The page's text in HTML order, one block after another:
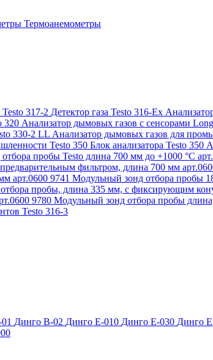
Термоанемометры
Testo 317-2 Детектор газа Testo 316-Ex
320 Анализатор дымовых газов с сенсорами
330-2 LL Анализатор дымовых газов для
Testo 350 Блок анализатора Testo 350
пробы Testo длина 700 мм до +1000 °С
фильтром, длина 700 мм
арт.0600 9741 Модульный зонд отбора пробы
пробы, длина 335 мм, с фиксирующим
9780 Модульный зонд отбора пробы
Testo 316-3
Динго В-02 Динго Е-010 Динго Е-030 Динго